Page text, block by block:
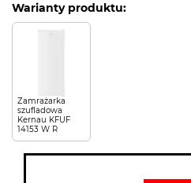
Warianty produktu:
Zamrażarka
szufladowa
Kernau KFUF
14153 W R